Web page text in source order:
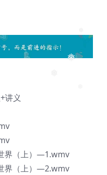
❅
讲义
界（上）—1.wmv
界（上）—2.wmv